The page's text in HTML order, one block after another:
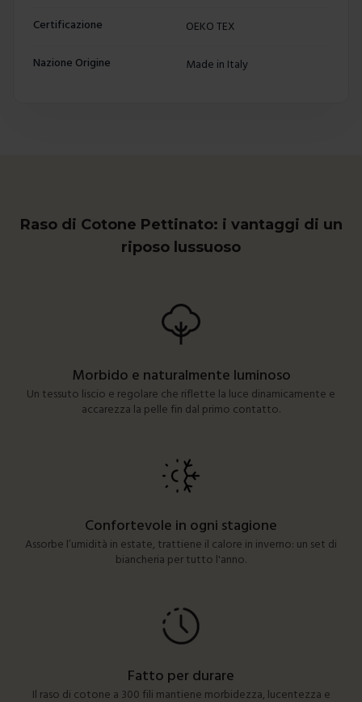
Certificazione OEKO TEX
Nazione Origine Made in Italy
Raso di Cotone Pettinato: i vantaggi di un
riposo lussuoso
Morbido e naturalmente luminoso
Un tessuto liscio e regolare che riflette la luce dinamicamente e
accarezza la pelle fin dal primo contatto.
Confortevole in ogni stagione
Assorbe l’umidità in estate, trattiene il calore in inverno: un set di
biancheria per tutto l'anno.
Fatto per durare
Il raso di cotone a 300 fili mantiene morbidezza, lucentezza e